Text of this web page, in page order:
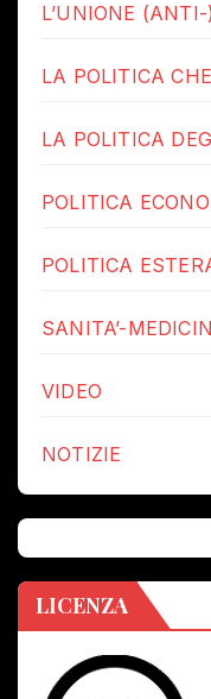
L’UNIONE
LA POLITICA
LA POLITICA
POLITICA
POLITICA
SANITA’-
VIDEO
NOTIZIE
LICENZA